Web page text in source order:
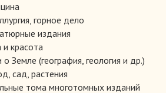
горное дело
издания
красота
о Земле (география, геология и др.)
сад, растения
тома многотомных изданий
и продажа антикварных книг